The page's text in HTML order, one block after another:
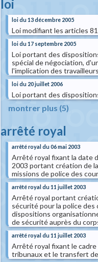
loi
loi du 13 décembre 2005
Loi modifiant les articles
loi du 17 septembre 2005
Loi portant des
spécial de négociation,
l'implication des
loi du 20 juillet 2006
Loi portant des
montrer plus (5)
arrêté royal
arrêté royal du 06 mai 2003
Arrêté royal fixant la date
2003 portant création de
missions de police des
arrêté royal du 11 juillet 2003
Arrêté royal portant
sécurité pour la police
dispositions
de sécurité auprès du
arrêté royal du 11 juillet 2003
Arrêté royal fixant le
tribunaux et le transfert